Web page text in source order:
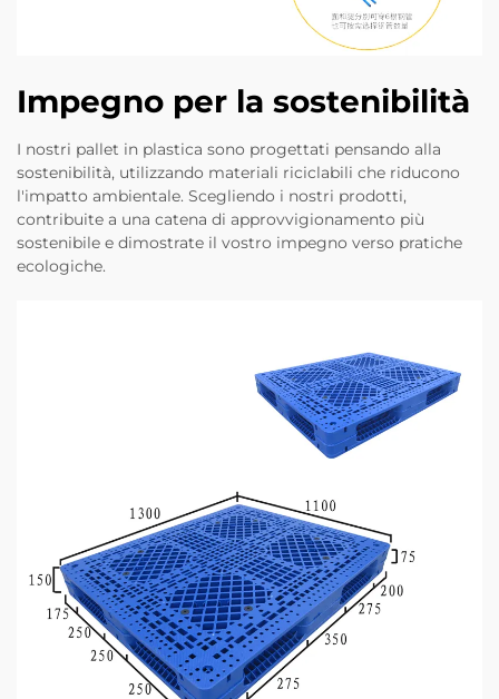
Impegno per la sostenibilità
I nostri pallet in plastica sono progettati pensando alla
sostenibilità, utilizzando materiali riciclabili che riducono
l'impatto ambientale. Scegliendo i nostri prodotti,
contribuite a una catena di approvvigionamento più
sostenibile e dimostrate il vostro impegno verso pratiche
ecologiche.